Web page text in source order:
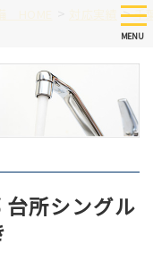
MENU
HOME >千
所シングル